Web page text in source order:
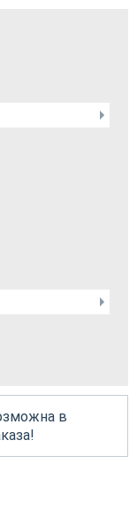
в